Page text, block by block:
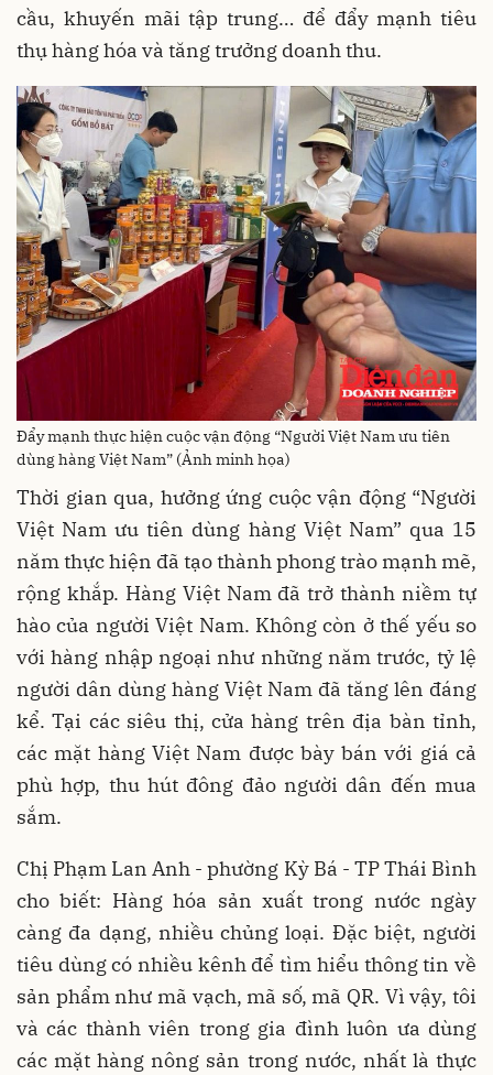
cầu, khuyến mãi tập trung… để đẩy mạnh tiêu
thụ hàng hóa và tăng trưởng doanh thu.
Đẩy mạnh thực hiện cuộc vận động “Người Việt Nam ưu tiên
dùng hàng Việt Nam” (Ảnh minh họa)
Thời gian qua, hưởng ứng cuộc vận động “Người
Việt Nam ưu tiên dùng hàng Việt Nam” qua 15
năm thực hiện đã tạo thành phong trào mạnh mẽ,
rộng khắp. Hàng Việt Nam đã trở thành niềm tự
hào của người Việt Nam. Không còn ở thế yếu so
với hàng nhập ngoại như những năm trước, tỷ lệ
người dân dùng hàng Việt Nam đã tăng lên đáng
kể. Tại các siêu thị, cửa hàng trên địa bàn tỉnh,
các mặt hàng Việt Nam được bày bán với giá cả
phù hợp, thu hút đông đảo người dân đến mua
sắm.
Chị Phạm Lan Anh - phường Kỳ Bá - TP Thái Bình
cho biết: Hàng hóa sản xuất trong nước ngày
càng đa dạng, nhiều chủng loại. Đặc biệt, người
tiêu dùng có nhiều kênh để tìm hiểu thông tin về
sản phẩm như mã vạch, mã số, mã QR. Vì vậy, tôi
và các thành viên trong gia đình luôn ưa dùng
các mặt hàng nông sản trong nước, nhất là thực